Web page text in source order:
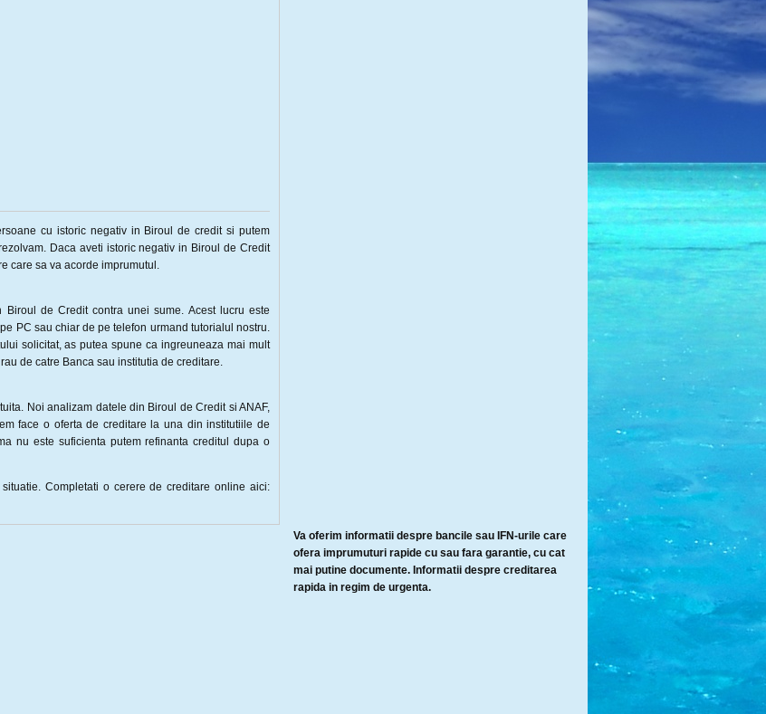
cu istoric negativ in Biroul de credit si putem
Daca aveti istoric negativ in Biroul de Credit
care sa va acorde imprumutul.
de Credit contra unei sume. Acest lucru este
PC sau chiar de pe telefon urmand tutorialul nostru.
solicitat, as putea spune ca ingreuneaza mai mult
de catre Banca sau institutia de creditare.
Noi analizam datele din Biroul de Credit si ANAF,
face o oferta de creditare la una din institutiile de
nu este suficienta putem refinanta creditul dupa o
Completati o cerere de creditare online aici:
Va oferim informatii despre bancile sau IFN-urile care
ofera imprumuturi rapide cu sau fara garantie, cu cat
mai putine documente. Informatii despre creditarea
rapida in regim de urgenta.